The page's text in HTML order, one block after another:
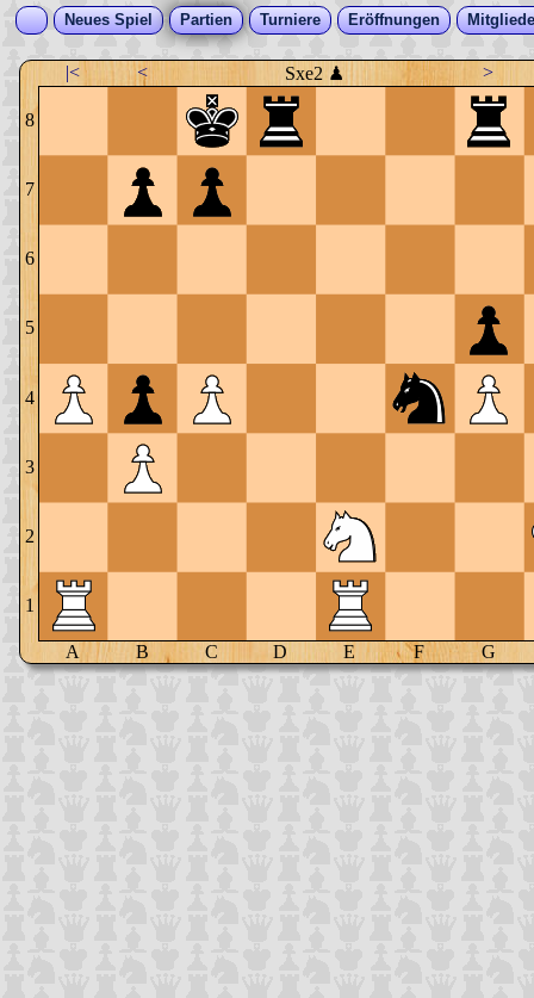
Neues Spiel Partien Turniere Eröffnungen
|< < Sxe2 ♟ >
8
7
6
5
4
3
2
1
A B C D E F G